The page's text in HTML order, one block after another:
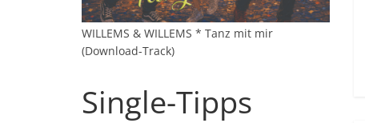
WILLEMS & WILLEMS * Tanz mit mir
(Download-Track)
Single-Tipps